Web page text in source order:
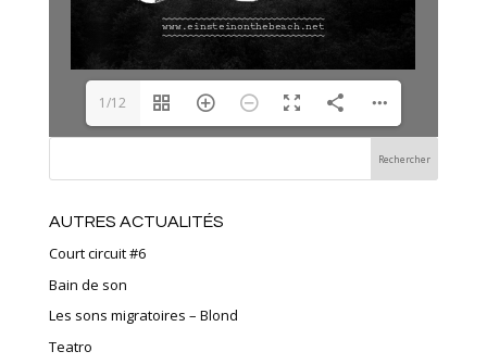
1/12
AUTRES ACTUALITÉS
Court circuit #6
Bain de son
Les sons migratoires – Blond
Teatro